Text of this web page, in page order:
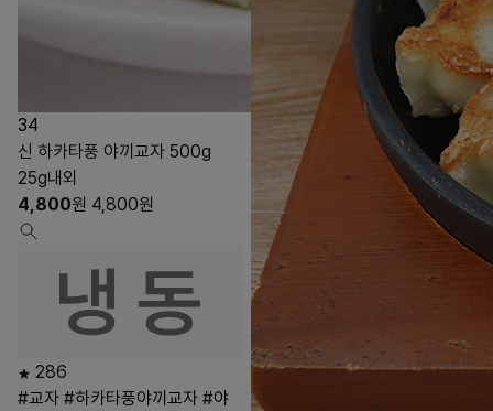
34
신 하카타풍 야끼교자 500g
25g내외
4,800원 4,800원
286
#교자 #하카타풍야끼교자 #야